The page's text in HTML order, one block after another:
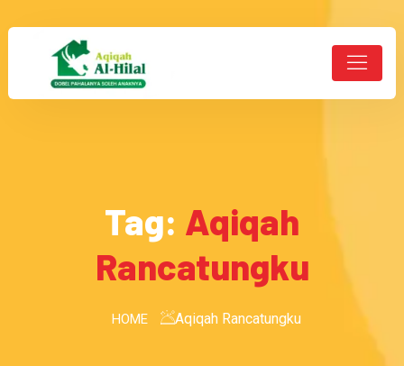
Tag: Aqiqah
Rancatungku
HOME Aqiqah Rancatungku